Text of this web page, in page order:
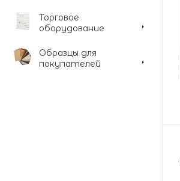
Торговое
оборудование
Образцы для
покупателей